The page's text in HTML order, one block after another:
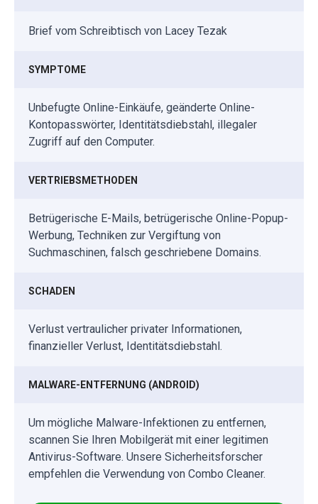
Brief vom Schreibtisch von Lacey Tezak
SYMPTOME
Unbefugte Online-Einkäufe, geänderte Online-
Kontopasswörter, Identitätsdiebstahl, illegaler
Zugriff auf den Computer.
VERTRIEBSMETHODEN
Betrügerische E-Mails, betrügerische Online-Popup-
Werbung, Techniken zur Vergiftung von
Suchmaschinen, falsch geschriebene Domains.
SCHADEN
Verlust vertraulicher privater Informationen,
finanzieller Verlust, Identitätsdiebstahl.
MALWARE-ENTFERNUNG (ANDROID)
Um mögliche Malware-Infektionen zu entfernen,
scannen Sie Ihren Mobilgerät mit einer legitimen
Antivirus-Software. Unsere Sicherheitsforscher
empfehlen die Verwendung von Combo Cleaner.